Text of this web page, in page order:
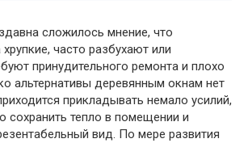
сложилось мнение, что
часто разбухают или
принудительного ремонта и плохо
альтернативы деревянным окнам нет
прикладывать немало усилий,
сохранить тепло в помещении и
вид. По мере развития